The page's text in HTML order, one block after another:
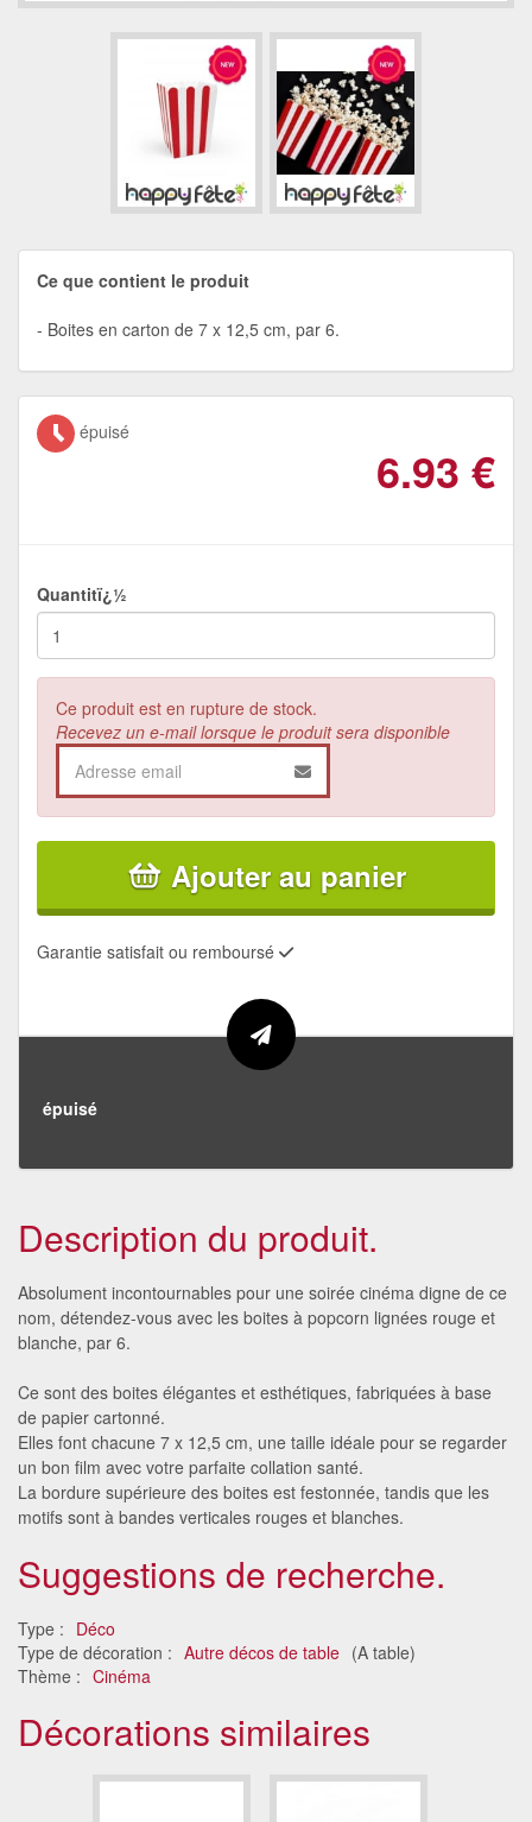
Ce que contient le produit
Boites en carton de 7 x 12,5 cm, par 6.
épuisé
6.93 €
Quantitï¿½
Ce produit est en rupture de stock.
Recevez un e-mail lorsque le produit sera disponible
Ajouter au panier
Garantie satisfait ou remboursé
épuisé
Description du produit.
Absolument incontournables pour une soirée cinéma digne de ce
nom, détendez-vous avec les boites à popcorn lignées rouge et
blanche, par 6.
Ce sont des boites élégantes et esthétiques, fabriquées à base
de papier cartonné.
Elles font chacune 7 x 12,5 cm, une taille idéale pour se regarder
un bon film avec votre parfaite collation santé.
La bordure supérieure des boites est festonnée, tandis que les
motifs sont à bandes verticales rouges et blanches.
Suggestions de recherche.
Type : Déco
Type de décoration : Autre décos de table (A table)
Thème : Cinéma
Décorations similaires